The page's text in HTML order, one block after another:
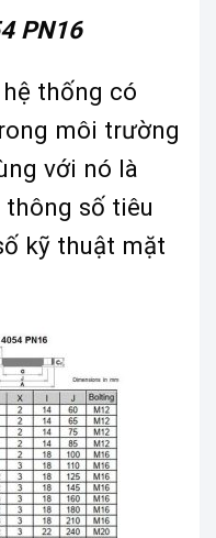
PN16
thống có
môi trường
với nó là
số tiêu
kỹ thuật mặt